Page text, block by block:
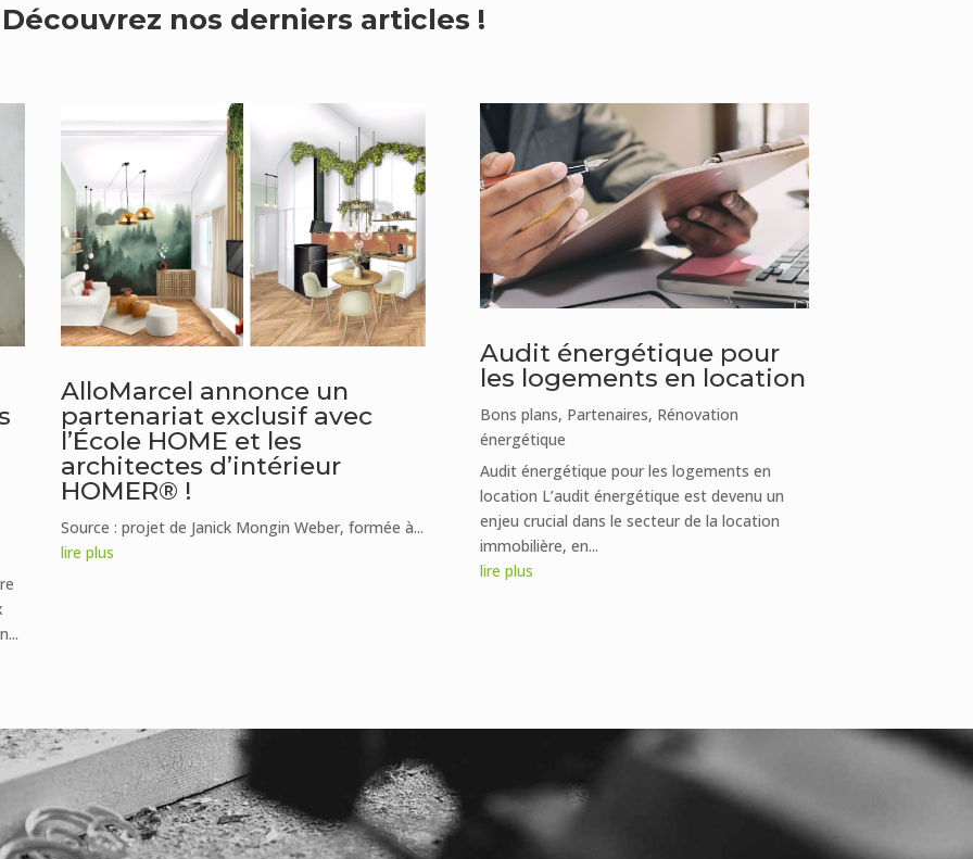
Découvrez nos derniers articles !
AlloMarcel annonce un
partenariat exclusif avec
l’École HOME et les
architectes d’intérieur
HOMER® !
Source : projet de Janick Mongin Weber, formée à...
lire plus
Audit énergétique pour
les logements en location
Bons plans, Partenaires, Rénovation
énergétique
Audit énergétique pour les logements en
location L’audit énergétique est devenu un
enjeu crucial dans le secteur de la location
immobilière, en...
lire plus